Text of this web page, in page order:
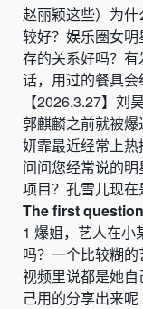
赵丽颖这些）为
较好？ 娱乐圈女明
存的关系好吗？
话，用过的餐具
【2026.3.27】 刘
郭麒麟之前就被爆
妍霏最近经常上热
问问您经常说的明
项目？ 孔雪儿现
Thefirstquestion
1 爆姐，艺人在小
吗？一个比较糊
视频里说都是她
己用的分享出来呢